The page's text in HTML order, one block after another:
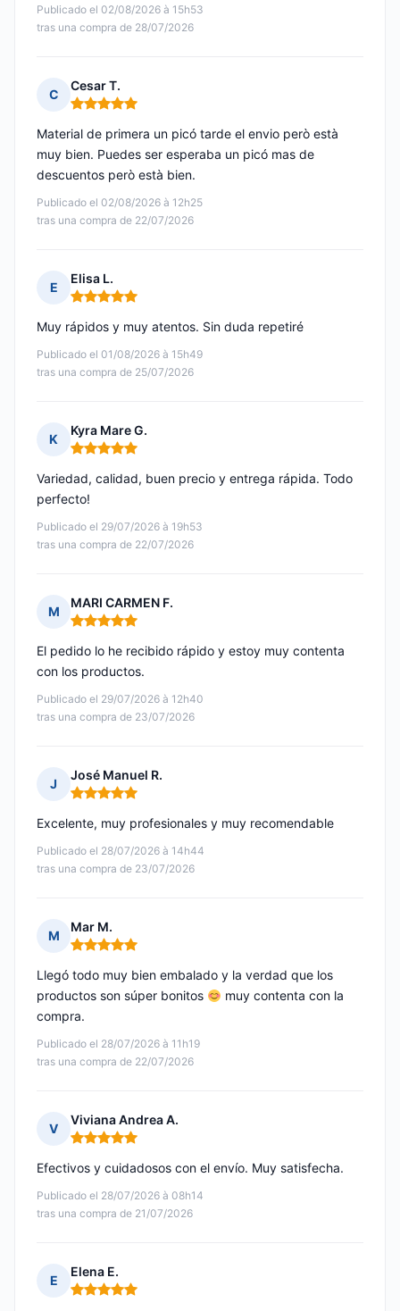
Publicado el 02/08/2026 à 15h53
tras una compra de 28/07/2026
C
Cesar T.
Nota: 5 de 5
Publicado el 02/08/2026 à 12h25
tras una compra de 22/07/2026
Material de primera un picó tarde el envio però està
muy bien. Puedes ser esperaba un picó mas de
descuentos però està bien.
E
Elisa L.
Nota: 5 de 5
Publicado el 01/08/2026 à 15h49
tras una compra de 25/07/2026
Muy rápidos y muy atentos. Sin duda repetiré
K
Kyra Mare G.
Nota: 5 de 5
Publicado el 29/07/2026 à 19h53
tras una compra de 22/07/2026
Variedad, calidad, buen precio y entrega rápida. Todo
perfecto!
M
MARI CARMEN F.
Nota: 5 de 5
Publicado el 29/07/2026 à 12h40
tras una compra de 23/07/2026
El pedido lo he recibido rápido y estoy muy contenta
con los productos.
J
José Manuel R.
Nota: 5 de 5
Publicado el 28/07/2026 à 14h44
tras una compra de 23/07/2026
Excelente, muy profesionales y muy recomendable
M
Mar M.
Nota: 5 de 5
Publicado el 28/07/2026 à 11h19
tras una compra de 22/07/2026
Llegó todo muy bien embalado y la verdad que los
productos son súper bonitos
muy contenta con la
compra.
V
Viviana Andrea A.
Nota: 5 de 5
Publicado el 28/07/2026 à 08h14
tras una compra de 21/07/2026
Efectivos y cuidadosos con el envío. Muy satisfecha.
E
Elena E.
Nota: 5 de 5